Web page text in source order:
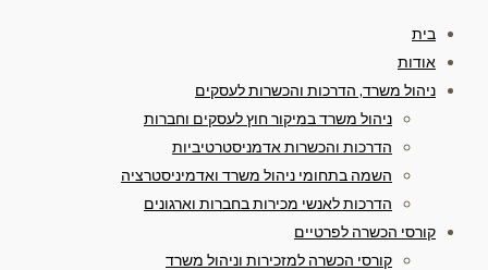
בית
אודות
ניהול משרד, הדרכות והכשרות לעסקים
ניהול משרד במיקור חוץ לעסקים וחברות
הדרכות והכשרות אדמניסטרטיביות
השמה בתחומי ניהול משרד ואדמיניסטרציה
הדרכות לאנשי מכירות בחברות וארגונים
קורסי הכשרה לפרטיים
קורסי הכשרה למזכירות וניהול משרד